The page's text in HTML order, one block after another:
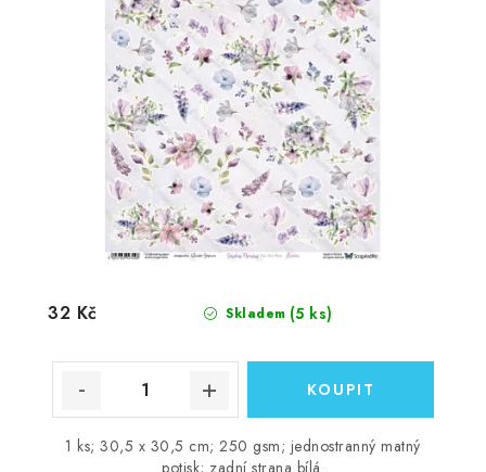
Skladem (5 ks)
32 Kč
1 ks; 30,5 x 30,5 cm; 250 gsm; jednostranný matný